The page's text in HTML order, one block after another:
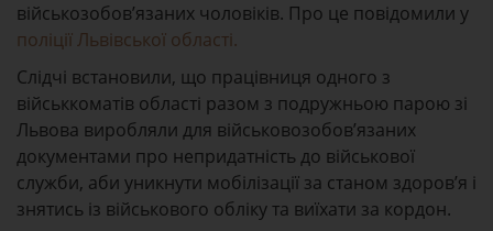
військозобов’язаних чоловіків. Про це повідомили у
поліції Львівської області.
Слідчі встановили, що працівниця одного з
військкоматів області разом з подружньою парою зі
Львова виробляли для військовозобов’язаних
документами про непридатність до військової
служби, аби уникнути мобілізації за станом здоров’я і
знятись із військового обліку та виїхати за кордон.